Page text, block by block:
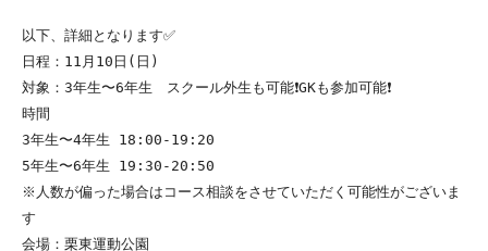
以下、詳細となります✅
日程：11月10日(日)
対象：3年生〜6年生　スクール外生も可能❗️GKも参加可能❗️
時間
3年生〜4年生 18:00-19:20
5年生〜6年生 19:30-20:50
※人数が偏った場合はコース相談をさせていただく可能性がございま
す
会場：栗東運動公園